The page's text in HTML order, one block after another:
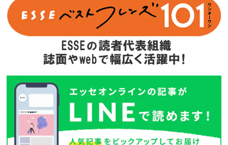
9月号特装版 (定価:1400円)
Amazonで購入する
次回予告
年間定期購読